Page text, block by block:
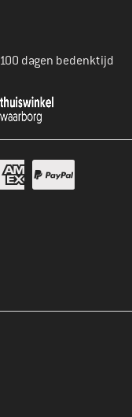
100 dagen bedenktijd